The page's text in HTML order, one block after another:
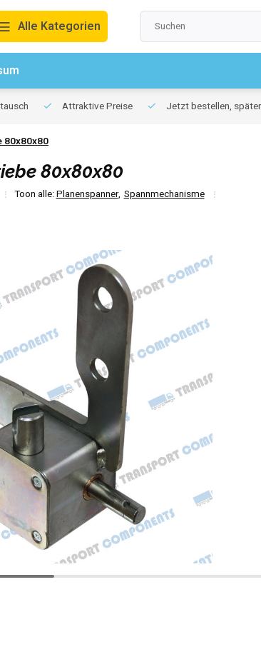
Alle Kategorien
Attraktive Preise Jetzt bestellen,
80x80x80
80x80x80
Toon alle:Planenspanner, Spannmechanisme